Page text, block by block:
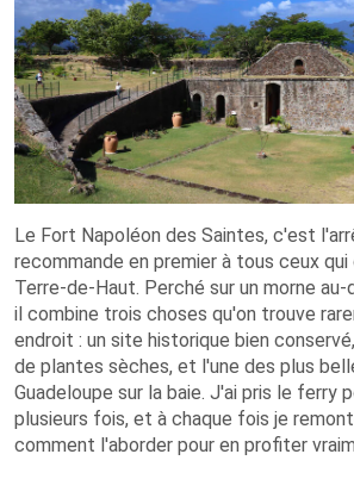
Le Fort Napoléon des Saintes, c'est
recommande en premier à tous ceux
Terre-de-Haut. Perché sur un morne
il combine trois choses qu'on trouve
endroit : un site historique bien
de plantes sèches, et l'une des plus
Guadeloupe sur la baie. J'ai pris le ferry
plusieurs fois, et à chaque fois je
comment l'aborder pour en profiter